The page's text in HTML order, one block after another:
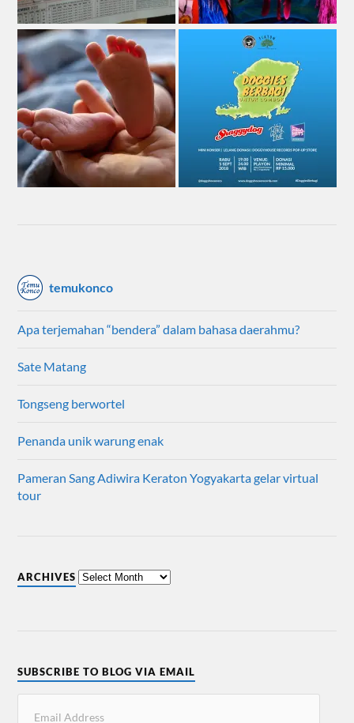
temukonco
Apa terjemahan “bendera” dalam bahasa daerahmu?
Sate Matang
Tongseng berwortel
Penanda unik warung enak
Pameran Sang Adiwira Keraton Yogyakarta gelar virtual
tour
ARCHIVES
SUBSCRIBE TO BLOG VIA EMAIL